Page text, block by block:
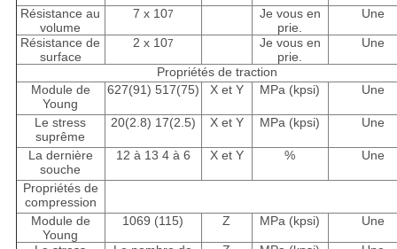
Résistance au
volume
7 x 107
Je vous en
prie.
Une
Résistance de
surface
2 x 107
Je vous en
prie.
Une
Propriétés de traction
Module de
Young
627(91) 517(75) X et Y MPa (kpsi) Une
Le stress
suprême
20(2.8) 17(2.5) X et Y MPa (kpsi) Une
La dernière
souche
12 à 13 4 à 6 X et Y % Une
Propriétés de
compression
Module de
Young
1069 (115) Z MPa (kpsi) Une